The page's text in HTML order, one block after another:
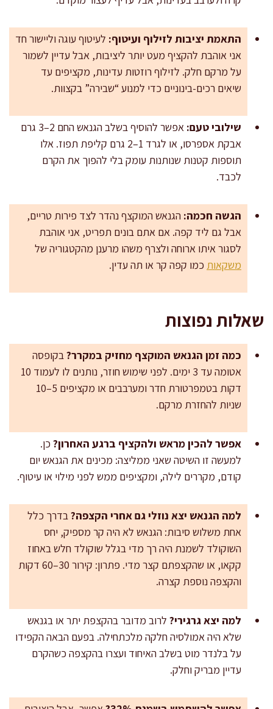
התאמת יציבות לזילוף ועיטוף: לעיטוף עוגה וליישור חד
אני אוהבת להקציף מעט יותר ליציבות, אבל עדיין לשמור
על מרקם חלק. לזילוף רוזטות עדינות, מקציפים עד
שיאים רכים-בינוניים כדי למנוע “שבירה” בקצוות.
שילובי טעם:
אפשר להוסיף בשלב הגנאש החם 2–3 גרם
אבקת אספרסו, או לגרד 1–2 גרם קליפת תפוז. אלו
תוספות קטנות שנותנות עומק בלי להפוך את הקרם
לכבד.
הגשה חכמה: הגנאש המוקצף נהדר לצד פירות טריים,
אבל גם ליד קפה. אם אתם בונים תפריט, אני אוהבת
לסגור איתו ארוחה ולצרף משהו מרענן מהקטגוריה של
משקאות כמו קפה קר או תה עדין.
שאלות נפוצות
כמה זמן הגנאש המוקצף מחזיק במקרר?בקופסה
אטומה עד 3 ימים. לפני שימוש חוזר, נותנים לו לעמוד 10
דקות בטמפרטורת חדר ומערבבים או מקציפים 5–10
שניות להחזרת מרקם.
אפשר להכין מראש ולהקציף ברגע האחרון? כן.
למעשה זו השיטה שאני ממליצה: מכינים את הגנאש יום
קודם, מקררים לילה, ומקציפים ממש לפני מילוי או עיטוף.
למה הגנאש יצא נוזלי גם אחרי הקצפה?בדרך כלל
אחת משלוש סיבות: הגנאש לא היה קר מספיק, יחס
השוקולד לשמנת היה רך מדי בגלל שוקולד חלש באחוז
קקאו, או שהקצפתם קצר מדי. פתרון: קירור 30–60 דקות
והקצפה נוספת קצרה.
למה יצא גרגירי? לרוב מדובר בהקצפת יתר או בגנאש
שלא היה אמולסיה חלקה מלכתחילה. בפעם הבאה הקפידו
על בלנדר מוט בשלב האיחוד ועצרו בהקצפה כשהקרם
עדיין מבריק וחלק.